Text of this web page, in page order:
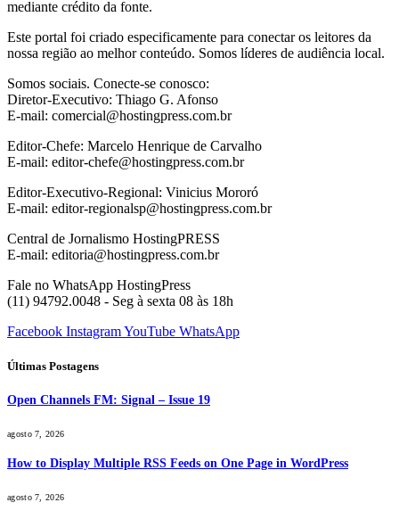
mediante crédito da fonte.
Este portal foi criado especificamente para conectar os leitores da
nossa região ao melhor conteúdo. Somos líderes de audiência local.
Somos sociais. Conecte-se conosco:
Diretor-Executivo: Thiago G. Afonso
E-mail: comercial@hostingpress.com.br
Editor-Chefe: Marcelo Henrique de Carvalho
E-mail: editor-chefe@hostingpress.com.br
Editor-Executivo-Regional: Vinicius Mororó
E-mail: editor-regionalsp@hostingpress.com.br
Central de Jornalismo HostingPRESS
E-mail: editoria@hostingpress.com.br
Fale no WhatsApp HostingPress
(11) 94792.0048 - Seg à sexta 08 às 18h
Facebook InstagramYouTube WhatsApp
Últimas Postagens
Open Channels FM: Signal – Issue 19
agosto 7, 2026
How to Display Multiple RSS Feeds on One Page in WordPress
agosto 7, 2026